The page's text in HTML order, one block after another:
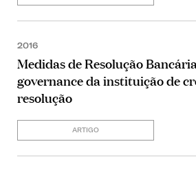
2016
Medidas de Resolução
governance da instituição de
resolução
ARTIGO